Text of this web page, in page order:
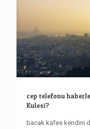
cep telefonu
Kulesi?
bacak kafes kendini